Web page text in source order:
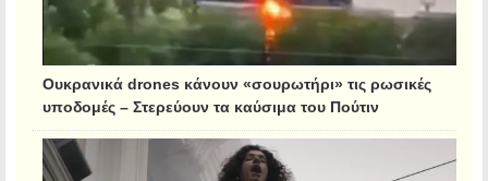
Ουκρανικά drones κάνουν «σουρωτήρι» τις ρωσικές
υποδομές – Στερεύουν τα καύσιμα του Πούτιν